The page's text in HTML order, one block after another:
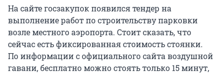
На сайте госзакупок появился тендер на
выполнение работ по строительству парковки
возле местного аэропорта. Стоит сказать, что
сейчас есть фиксированная стоимость стоянки.
По информации с официального сайта воздушной
гавани, бесплатно можно стоять только 15 минут,